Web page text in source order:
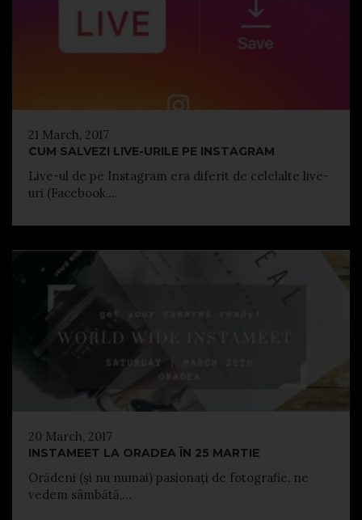
21 March, 2017
CUM SALVEZI LIVE-URILE PE INSTAGRAM
Live-ul de pe Instagram era diferit de celelalte live-
uri (Facebook,...
20 March, 2017
INSTAMEET LA ORADEA ÎN 25 MARTIE
Orădeni (și nu numai) pasionați de fotografie, ne
vedem sâmbătă,...